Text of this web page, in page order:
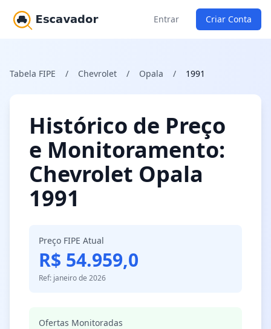
Entrar Criar Conta
Tabela FIPE / Chevrolet / Opala / 1991
Histórico de Preço
e Monitoramento:
Chevrolet Opala
1991
Preço FIPE Atual
R$ 54.959,0
Ref: janeiro de 2026
Ofertas Monitoradas